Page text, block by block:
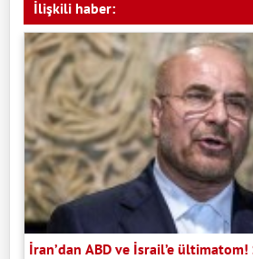
İlişkili haber:
İran’dan ABD ve İsrail’e